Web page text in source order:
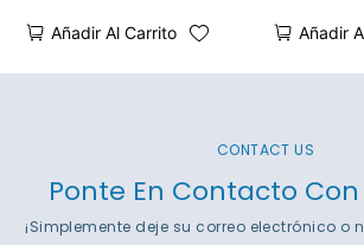
Añadir Al Carrito
Añadir
CONTACT US
Ponte En Contacto
¡Simplemente deje su correo electrónico o